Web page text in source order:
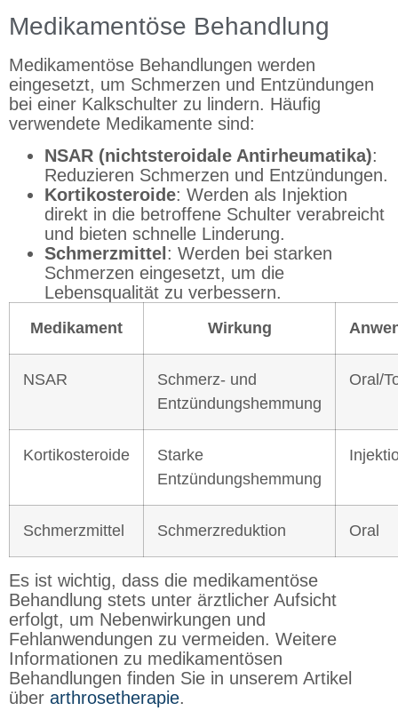
Medikamentöse Behandlung
Medikamentöse Behandlungen werden
eingesetzt, um Schmerzen und Entzündungen
bei einer Kalkschulter zu lindern. Häufig
verwendete Medikamente sind:
NSAR (nichtsteroidale Antirheumatika):
Reduzieren Schmerzen und Entzündungen.
Kortikosteroide: Werden als Injektion
direkt in die betroffene Schulter verabreicht
und bieten schnelle Linderung.
Schmerzmittel : Werden bei starken
Schmerzen eingesetzt, um die
Lebensqualität zu verbessern.
Medikament Wirkung
NSAR
Schmerz- und
Entzündungshemmung
Oral/
Kortikosteroide
Starke
Entzündungshemmung
Schmerzmittel Schmerzreduktion Oral
Es ist wichtig, dass die medikamentöse
Behandlung stets unter ärztlicher Aufsicht
erfolgt, um Nebenwirkungen und
Fehlanwendungen zu vermeiden. Weitere
Informationen zu medikamentösen
Behandlungen finden Sie in unserem Artikel
über arthrosetherapie.